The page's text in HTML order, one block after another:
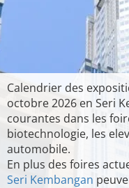
Calendrier des
octobre 2026 en Seri
courantes dans les
biotechnologie, les
automobile.
En plus des foires
Seri Kembangan